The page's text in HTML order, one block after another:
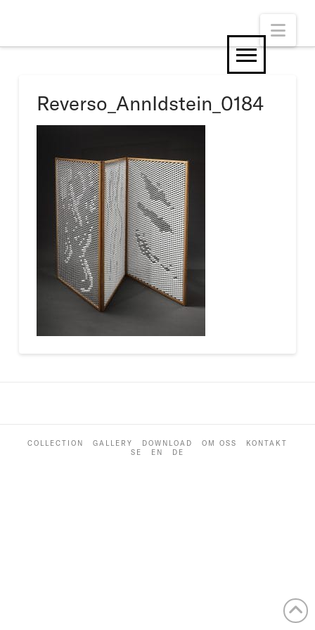
Reverso_AnnIdstein_0184
COLLECTION GALLERY DOWNLOAD OM OSS
KONTAKT
SE
EN DE